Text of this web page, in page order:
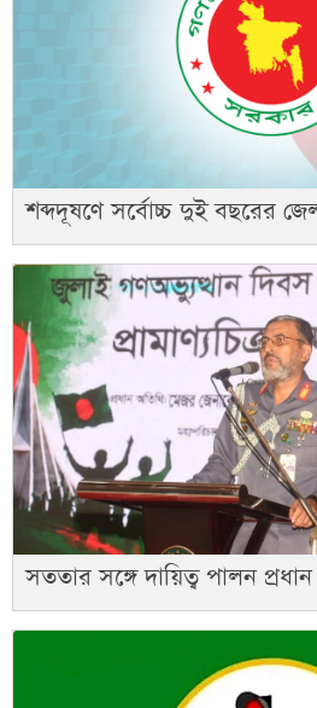
শব্দদূষণে সর্বোচ্চ দুই বছরের
সততার সঙ্গে দায়িত্ব পালন